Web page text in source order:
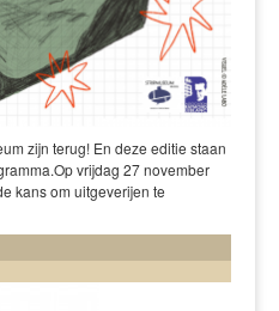
zijn terug! En deze editie staan
vrijdag 27 november
kans om uitgeverijen te